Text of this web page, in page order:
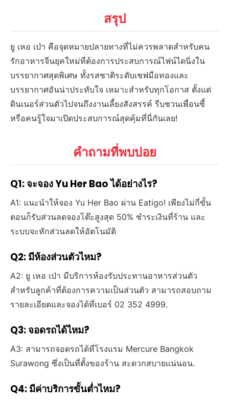
สรุป
ยู เหอ เป่า คือจุดหมายปลายทางที่ไม่ควรพลาดสำหรับคน
รักอาหารจีนยุคใหม่ที่ต้องการประสบการณ์ไฟน์ไดนิ่งใน
บรรยากาศสุดพิเศษ ทั้งรสชาติระดับเชฟมือทองและ
บรรยากาศอันน่าประทับใจ เหมาะสำหรับทุกโอกาส ตั้งแต่
ดินเนอร์ส่วนตัวไปจนถึงงานเลี้ยงสังสรรค์ รีบชวนเพื่อนซี้
หรือคนรู้ใจมาเปิดประสบการณ์สุดคุ้มที่นี่กันเลย!
คำถามที่พบบ่อย
Q1: จะจอง Yu Her Bao ได้อย่างไร?
A1: แนะนำให้จอง Yu Her Bao ผ่าน Eatigo! เพียงไม่กี่ขั้น
ตอนก็รับส่วนลดจองโต๊ะสูงสุด 50% ชำระเงินที่ร้าน และ
ระบบจะหักส่วนลดให้อัตโนมัติ
Q2: มีห้องส่วนตัวไหม?
A2: ยู เหอ เป่า มีบริการห้องรับประทานอาหารส่วนตัว
สำหรับลูกค้าที่ต้องการความเป็นส่วนตัว สามารถสอบถาม
รายละเอียดและจองได้ที่เบอร์ 02 352 4999.
Q3: จอดรถได้ไหม?
A3: สามารถจอดรถได้ที่โรงแรม Mercure Bangkok
Surawong ซึ่งเป็นที่ตั้งของร้าน สะดวกสบายแน่นอน.
Q4: มีค่าบริการขั้นต่ำไหม?